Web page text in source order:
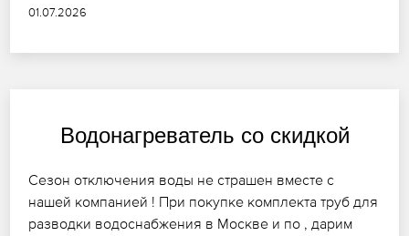
01.07.2026
Водонагреватель со скидкой
Сезон отключения воды не страшен вместе с
нашей компанией ! При покупке комплекта труб для
разводки водоснабжения в Москве и по , дарим